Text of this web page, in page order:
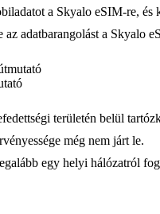
a Skyalo eSIM-re, és
az adatbarangolást a Skyalo
területén belül
még nem járt le.
egy helyi hálózatról